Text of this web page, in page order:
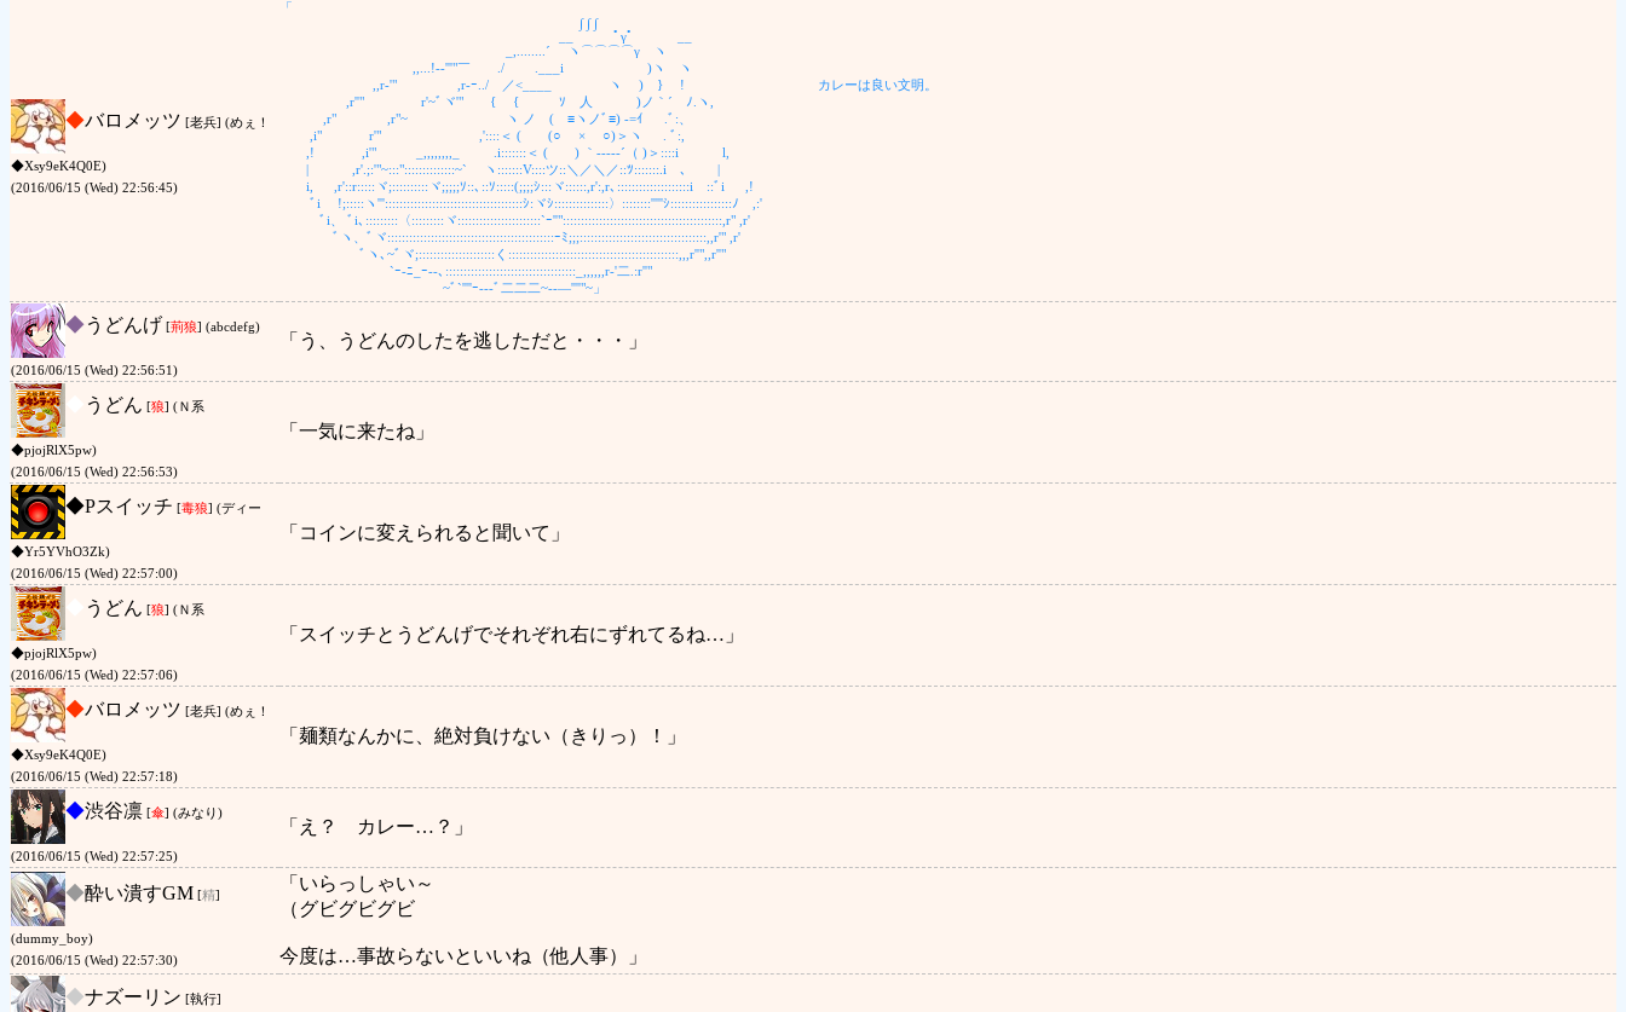
◆バロメッツ [老兵] (めぇ！
◆Xsy9eK4Q0E)
(2016/06/15 (Wed) 22:56:45)
「
∫ ∫ ∫
__ ﾟγﾟ __
_,........´ ヽ⌒⌒⌒⌒γ ヽ
,,...!-‐'''"￣ ./ .___i )ヽ ヽ
,,r‐'" ,r-ｰ../ ／<____ゝ ヽ ) } ! カレーは良い文明。
,r''" r'~ﾞヾ'" { { ｿ 人 )ノ｀´ ﾉ.ヽ,
,r" ,r"~ ゝ ヽ ノ ( ≡ヽノﾞ≡) -=ｲ .ﾞ:、
,i" r'" ,'::::＜ ( (○ × ○)＞ヽ . ﾞ:,
,! ,i'" _,,,,,,,,_ .i:::::::＜ ( ) ｀‐---‐´（ )＞::::i l,
| ,r'.;:'"~:::"::::::::::::::~` ヽ:::::::V::::ツ::＼／＼／::ﾂ:::::::.i ､ |
i, ,r'::r:::::ヾ;::::::::::ヾ;;;;;ｿ::､::ｿ:::::(;;;;ｼ:::ヾ::::::,r':,r､::::::::::::::::::::i ::ﾞi ,!
ﾞi !;:::::ヽ'''::::::::::::::::::::::::::::::::::::::ｼ:ヾｼ:::::::::::::::〉::::::::'''''ｼ:::::::::::::::::ﾉ ,:'
ﾞi、 ﾞi､:::::::::〈:::::::::ヾ:::::::::::::::::::::::`ｰ''"::::::::::::::::::::::::::::::::::::::::::::,r" ,r'
ﾞヽ、ﾞヾ::::::::::::::::::::::::::::::::::::::::::::::ｰﾐ;;;:::::::::::::::::::::::::::::::::::,,r'" ,r'
ﾞヽ､~ﾞヾ;:::::::::::::::::::::く:::::::::::::::::::::::::::::::::::::::::::::::,,,r''",,r''"
`ｰ-ﾆ_ｰ--､::::::::::::::::::::::::::::::::::::_,,,,,,r‐'二.:r''"
~ﾞ`''''ｰ---ﾞ二二二~--―''''"~」
◆うどんげ [荊狼] (abcdefg)
(2016/06/15 (Wed) 22:56:51)
「う、うどんのしたを逃しただと・・・」
うどん [狼] (Ｎ系
◆pjojRlX5pw)
(2016/06/15 (Wed) 22:56:53)
「一気に来たね」
◆Pスイッチ [毒狼] (ディー
◆Yr5YVhO3Zk)
(2016/06/15 (Wed) 22:57:00)
「コインに変えられると聞いて」
うどん [狼] (Ｎ系
◆pjojRlX5pw)
(2016/06/15 (Wed) 22:57:06)
「スイッチとうどんげでそれぞれ右にずれてるね…」
◆バロメッツ [老兵] (めぇ！
◆Xsy9eK4Q0E)
(2016/06/15 (Wed) 22:57:18)
「麺類なんかに、絶対負けない（きりっ）！」
◆渋谷凛 [傘] (みなり)
(2016/06/15 (Wed) 22:57:25)
「え？ カレー…？」
◆酔い潰すGM [精]
(dummy_boy)
(2016/06/15 (Wed) 22:57:30)
「いらっしゃい～
（グビグビグビ
今度は…事故らないといいね（他人事）」
◆ナズーリン [執行]